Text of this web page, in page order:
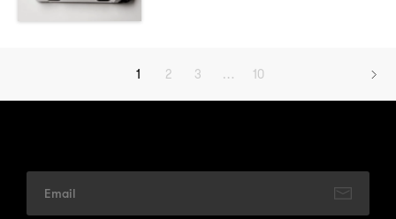
1 2 3 … 10